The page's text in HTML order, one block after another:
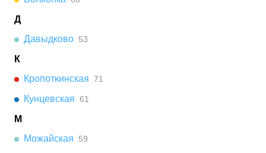
Д
Давыдково 53
К
Кропоткинская 71
Кунцевская 61
М
Можайская
59